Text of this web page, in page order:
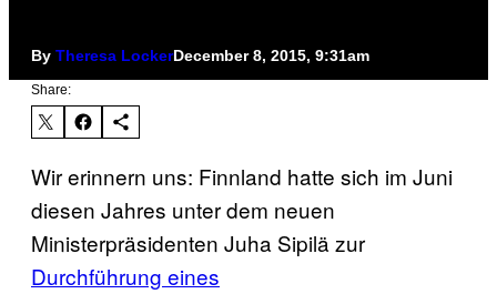
By Theresa LockerDecember 8, 2015, 9:31am
Share:
Wir erinnern uns: Finnland hatte sich im Juni
diesen Jahres unter dem neuen
Ministerpräsidenten Juha Sipilä zur
Durchführung eines